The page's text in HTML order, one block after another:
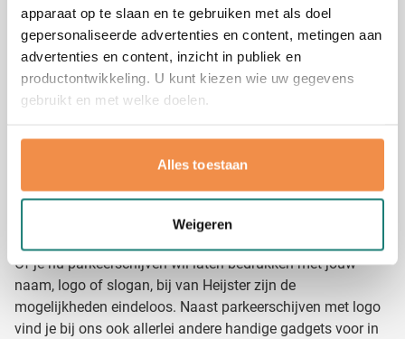
apparaat op te slaan en te gebruiken met als doel
gepersonaliseerde advertenties en content, metingen aan
advertenties en content, inzicht in publiek en
productontwikkeling. U kunt kiezen wie uw gegevens
gebruikt en met welke doelen.
Als u het toestaat, willen we ook graag:
Informatie verzamelen over uw geografische
locatie, die tot een paar meter nauwkeurig kan zijn
scannen op specifieke eigenschappen (fingerprinting)
verwerkt en stel uw voorkeuren in hetdetailgedeelte
U kunt uw toestemming op elk moment wijzigen of
intrekken in de Cookieverklaring.
Alles toestaan
Weigeren
We kunnen ons voorstellen dat je nieuwsgierig bent hoe
jouw parkeerschijf met logo eruit komt te zien. Daarom
ontvang je altijd eerst een digitale drukproef van je
bent. Daarna gaan wij aan de slag met het bedrukken van
Bestel jouw bedrukte parkeerschijf
Of je nu parkeerschijven wil laten bedrukken met jouw
naam, logo of slogan, bij van Heijster zijn de
mogelijkheden eindeloos. Naast parkeerschijven met logo
vind je bij ons ook allerlei andere handige gadgets voor in